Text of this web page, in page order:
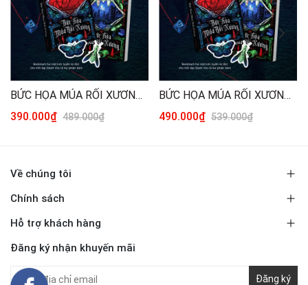
BỨC HỌA MÚA RỐI XƯƠNG - TÁI BẢN 2026 (TRỌN BỘ 2 TẬP) [THƯỜNG]
390.000₫ 489.000₫
BỨC HỌA MÚA RỐI XƯƠNG - TÁI BẢN 2026 (TRỌN BỘ 2 TẬP) [ĐẶC BIỆT]
490.000₫ 539.000₫
Về chúng tôi
Chính sách
Hỗ trợ khách hàng
Đăng ký nhận khuyến mãi
Đăng ký